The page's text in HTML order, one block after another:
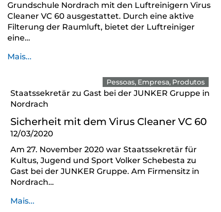
Grundschule Nordrach mit den Luftreinigern Virus
Cleaner VC 60 ausgestattet. Durch eine aktive
Filterung der Raumluft, bietet der Luftreiniger
eine…
Mais...
Pessoas Empresa Produtos
Staatssekretär zu Gast bei der JUNKER Gruppe in
Nordrach
Sicherheit mit dem Virus Cleaner VC 60
12/03/2020
Am 27. November 2020 war Staatssekretär für
Kultus, Jugend und Sport Volker Schebesta zu
Gast bei der JUNKER Gruppe. Am Firmensitz in
Nordrach…
Mais...